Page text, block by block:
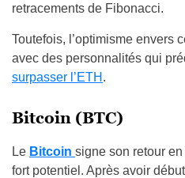
retracements de Fibonacci.
Toutefois, l’optimisme envers
avec des personnalités qui
surpasser l’ETH .
Bitcoin (BTC)
Le Bitcoin signe son retour
fort potentiel. Après avoir